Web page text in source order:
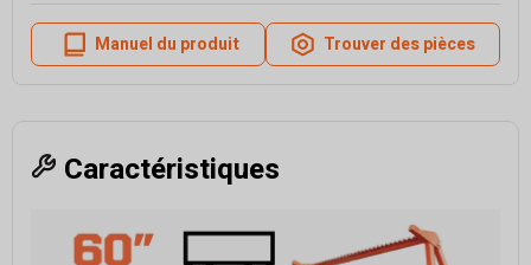
Manuel du produit Trouver des pièces
Caractéristiques